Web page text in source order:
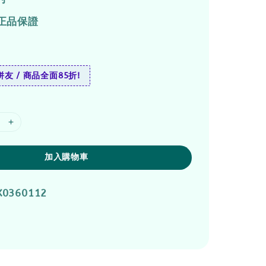
品保證
友 / 商品全面85折!
加入購物車